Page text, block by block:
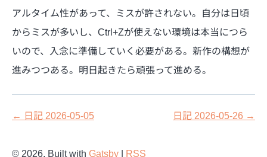
アルタイム性があって、ミスが許されない。自分は日頃
からミスが多いし、Ctrl+Zが使えない環境は本当につら
いので、入念に準備していく必要がある。新作の構想が
進みつつある。明日起きたら頑張って進める。
← 日記 2026-05-05 日記 2026-05-26 →
© 2026, Built with Gatsby RSS